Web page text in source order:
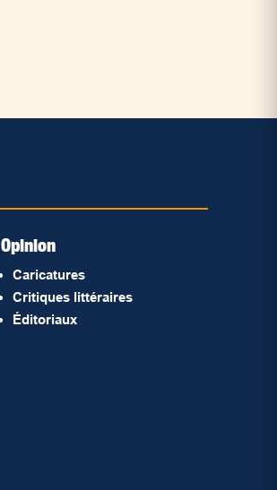
Opinion
Caricatures
Critiques littéraires
Éditoriaux